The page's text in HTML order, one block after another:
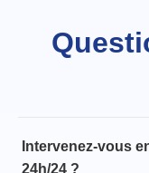
Intervenez-vous
24h/24 ?